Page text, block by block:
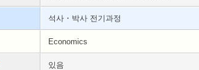
석사・박사 전기과정
Economics
있음